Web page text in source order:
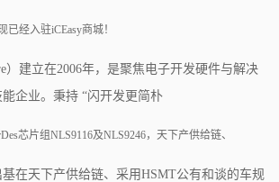
已经入驻iCEasy商城！
）建立在2006年，是聚焦电子开发硬件与解决
企业。秉持 “闪开发更简朴
芯片组NLS9116及NLS9246，天下产供给链、
在天下产供给链、采用HSMT公有和谈的车规